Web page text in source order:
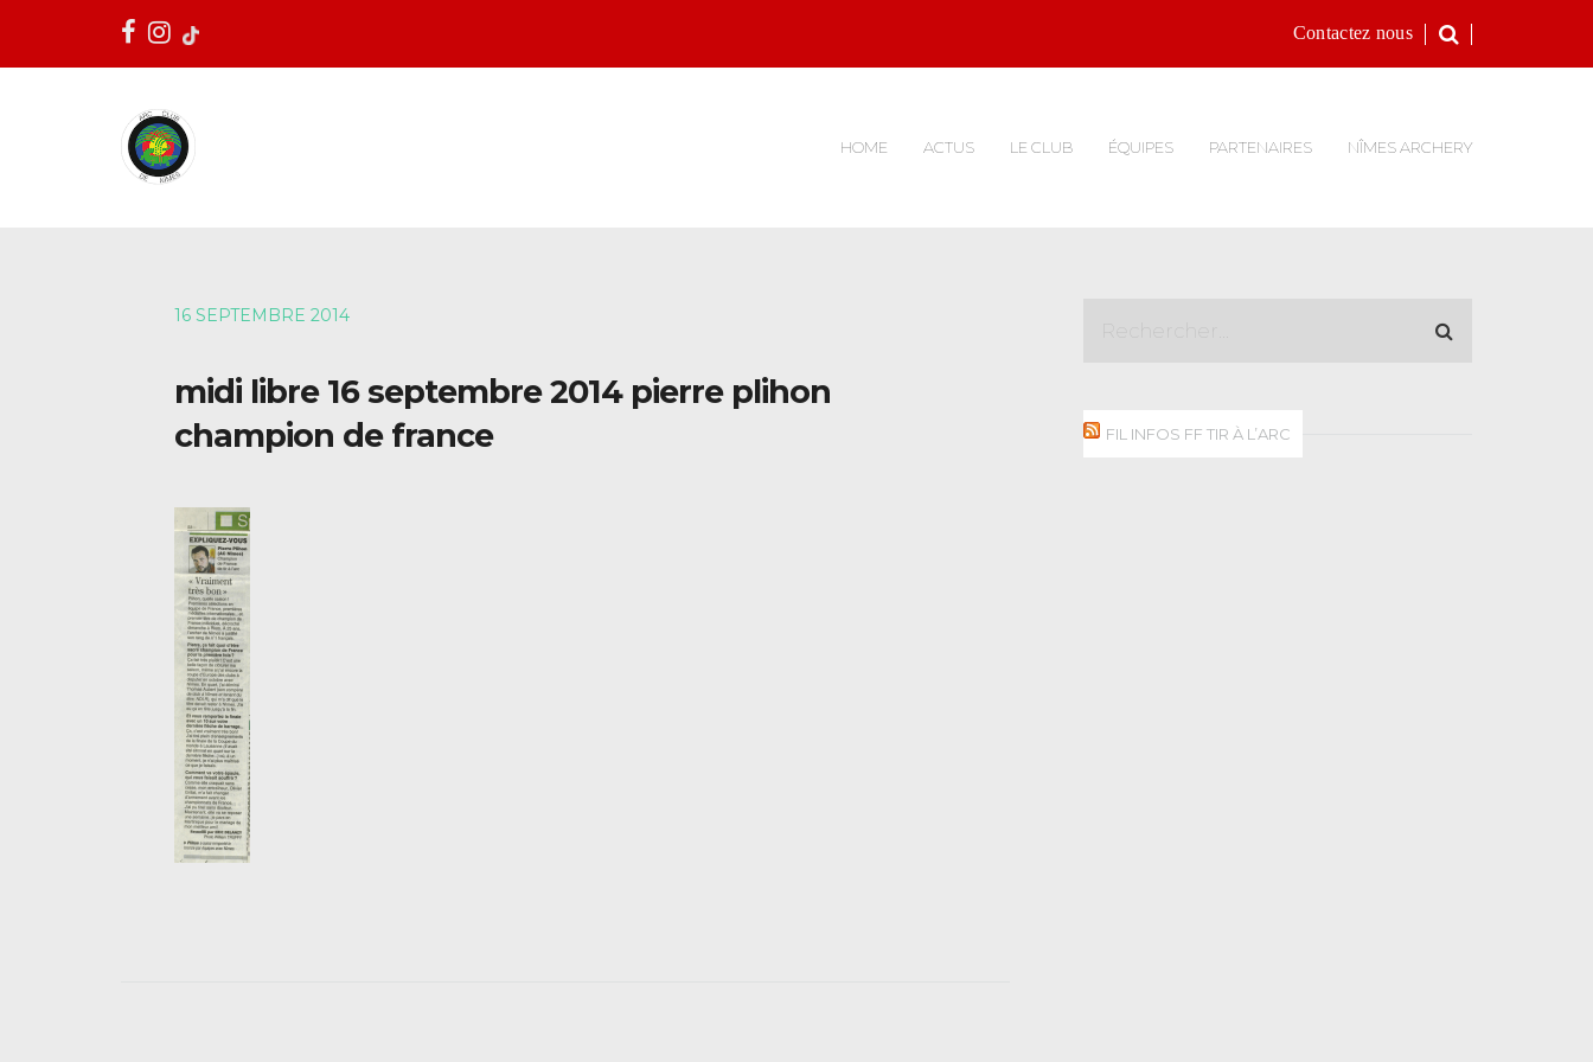
Contactez nous
HOME ACTUS LE CLUB ÉQUIPES PARTENAIRES NÎMES ARCHERY
16 SEPTEMBRE 2014
midi libre 16 septembre 2014 pierre plihon
champion de france
FIL INFOS FF TIR À L’ARC